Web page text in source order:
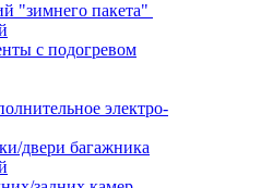
"зимнего пакета"
с подогревом
электро-
двери багажника